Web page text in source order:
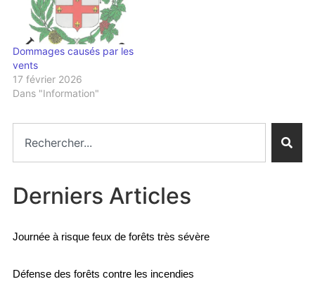
Dommages causés par les
vents
17 février 2026
Dans "Information"
Derniers Articles
Journée à risque feux de forêts très sévère
Défense des forêts contre les incendies